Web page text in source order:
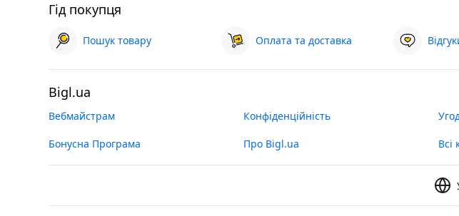
Гід покупця
Пошук товару Оплата та доставка
Bigl.ua
Вебмайстрам Конфіденційність
Бонусна Програма Про Bigl.ua Всі